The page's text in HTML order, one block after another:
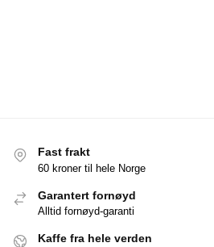
Fast frakt
60 kroner til hele Norge
Garantert fornøyd
Alltid fornøyd-garanti
Kaffe fra hele verden